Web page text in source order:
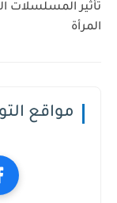
تأثير المسلسلات
المرأة
مواقع